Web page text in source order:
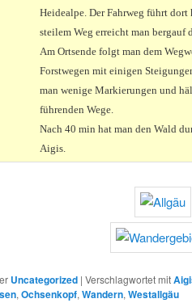
Heidealpe. Der Fahrweg führt
steilem Weg erreicht man bergauf
Am Ortsende folgt man dem
Forstwegen mit einigen
man wenige Markierungen und
führenden Wege.
Nach 40 min hat man den Wald
Aigis.
Uncategorized | Verschlagwortet mit
, Ochsenkopf, Wandern, Westallgäu